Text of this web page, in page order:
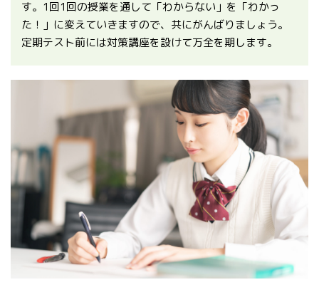
す。1回1回の授業を通して「わからない」を「わかっ
た！」に変えていきますので、共にがんばりましょう。
定期テスト前には対策講座を設けて万全を期します。